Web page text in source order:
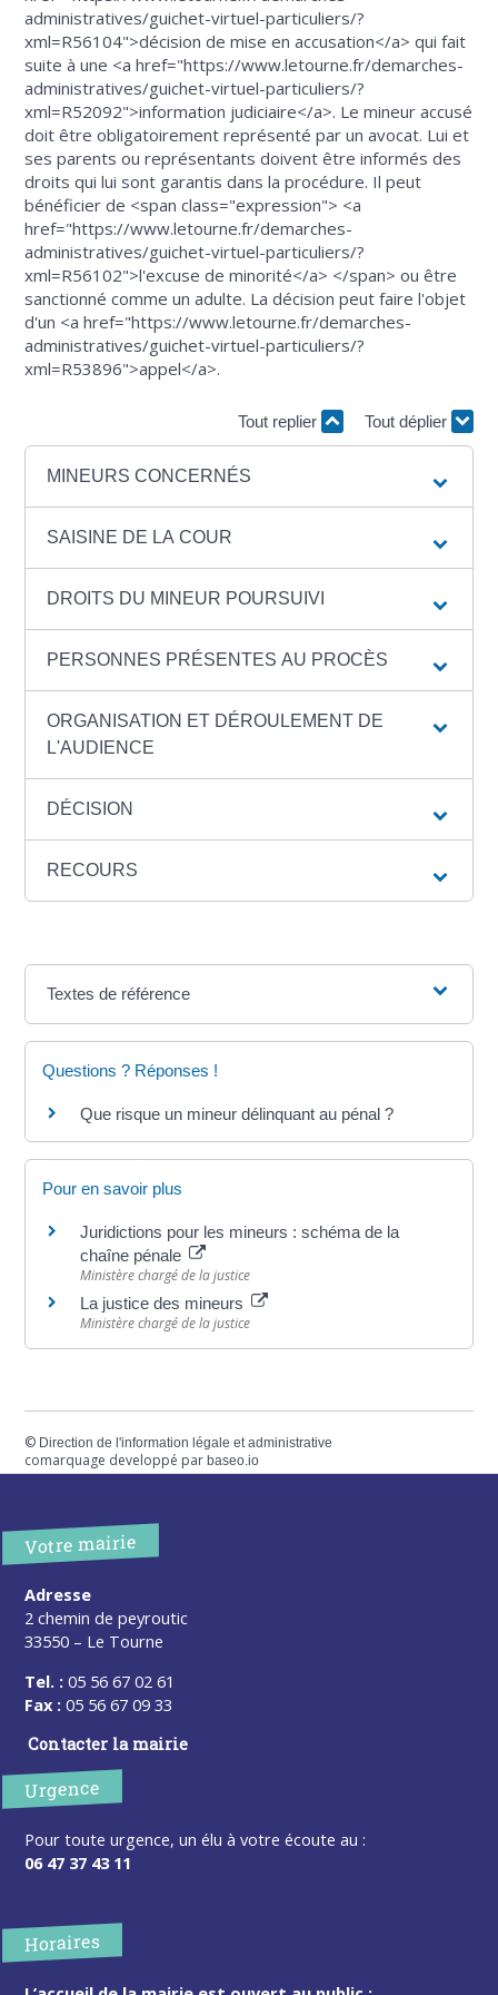
administratives/guichet-virtuel-particuliers/?
xml=R56104">décision de mise en accusation</a> qui fait
suite à une <a href="https://www.letourne.fr/demarches-
administratives/guichet-virtuel-particuliers/?
xml=R52092">information judiciaire</a>. Le mineur accusé
doit être obligatoirement représenté par un avocat. Lui et
ses parents ou représentants doivent être informés des
droits qui lui sont garantis dans la procédure. Il peut
bénéficier de <span class="expression"> <a
href="https://www.letourne.fr/demarches-
administratives/guichet-virtuel-particuliers/?
xml=R56102">l'excuse de minorité</a> </span> ou être
sanctionné comme un adulte. La décision peut faire l'objet
d'un <a href="https://www.letourne.fr/demarches-
administratives/guichet-virtuel-particuliers/?
xml=R53896">appel</a>.
Tout replier Tout déplier
MINEURS CONCERNÉS
SAISINE DE LA COUR
DROITS DU MINEUR POURSUIVI
PERSONNES PRÉSENTES AU PROCÈS
ORGANISATION ET DÉROULEMENT DE
L'AUDIENCE
DÉCISION
RECOURS
Textes de référence
Questions ? Réponses !
Que risque un mineur délinquant au pénal ?
Pour en savoir plus
Juridictions pour les mineurs : schéma de la
chaîne pénale
Ministère chargé de la justice
La justice des mineurs
Ministère chargé de la justice
© Direction de l'information légale et administrative
comarquage developpé parbaseo.io
Votre mairie
Adresse
2 chemin de peyroutic
33550 – Le Tourne
Tel. : 05 56 67 02 61
Fax : 05 56 67 09 33
Contacter la mairie
Urgence
Pour toute urgence, un élu à votre écoute au :
06 47 37 43 11
Horaires